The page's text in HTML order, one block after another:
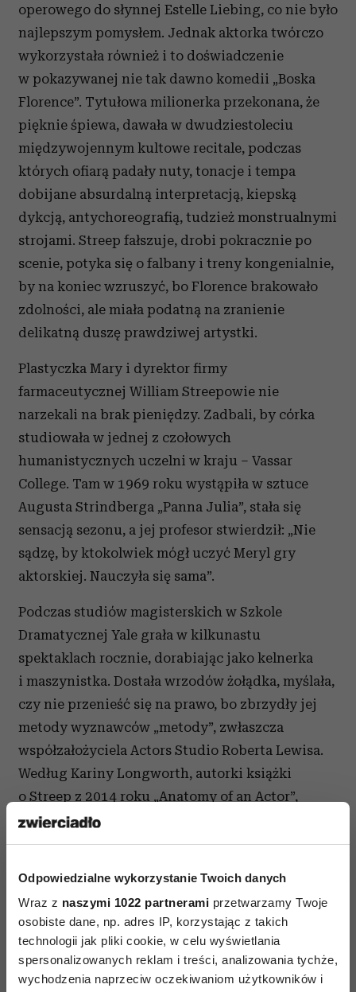
Odpowiedzialne wykorzystanie Twoich danych
Wraz z naszymi 1022 partnerami przetwarzamy Twoje
osobiste dane, np. adres IP, korzystając z takich
technologii jak pliki cookie, w celu wyświetlania
spersonalizowanych reklam i treści, analizowania tychże,
wychodzenia naprzeciw oczekiwaniom użytkowników i
operowego do słynnej Estelle Liebing, co nie było
najlepszym pomysłem. Jednak aktorka twórczo
wykorzystała również i to doświadczenie
w pokazywanej nie tak dawno komedii „Boska
Florence”. Tytułowa milionerka przekonana, że
pięknie śpiewa, dawała w dwudziestoleciu
międzywojennym kultowe recitale, podczas
których ofiarą padały nuty, tonacje i tempa
dobijane absurdalną interpretacją, kiepską
dykcją, antychoreografią, tudzież monstrualnymi
strojami. Streep fałszuje, drobi pokracznie po
scenie, potyka się o falbany i treny kongenialnie,
by na koniec wzruszyć, bo Florence brakowało
zdolności, ale miała podatną na zranienie
delikatną duszę prawdziwej artystki.
Plastyczka Mary i dyrektor firmy
farmaceutycznej William Streepowie nie
narzekali na brak pieniędzy. Zadbali, by córka
studiowała w jednej z czołowych
humanistycznych uczelni w kraju – Vassar
College. Tam w 1969 roku wystąpiła w sztuce
Augusta Strindberga „Panna Julia”, stała się
sensacją sezonu, a jej profesor stwierdził: „Nie
sądzę, by ktokolwiek mógł uczyć Meryl gry
aktorskiej. Nauczyła się sama”.
Podczas studiów magisterskich w Szkole
Dramatycznej Yale grała w kilkunastu
spektaklach rocznie, dorabiając jako kelnerka
i maszynistka. Dostała wrzodów żołądka, myślała,
czy nie przenieść się na prawo, bo zbrzydły jej
metody wyznawców „metody”, zwłaszcza
współzałożyciela Actors Studio Roberta Lewisa.
Według Kariny Longworth, autorki książki
o Streep z 2014 roku „Anatomy of an Actor”,
dziewczyna uważała, że „ćwiczenia oparte na
ingerowaniu w najintymniejsze sfery życia są
W 1975 roku z dyplomem w kieszeni wróciła do
rodzinnego New Jersey, by po krótkich
wakacjach u rodziców przeprowadzić się za
rzekę, gdzie płonęły światła Broadwayu. Tam